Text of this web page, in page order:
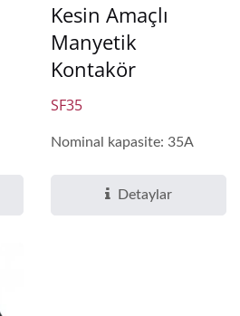
Kesin Amaçlı
Manyetik
Kontakör
SF35
Nominal kapasite: 35A
Detaylar